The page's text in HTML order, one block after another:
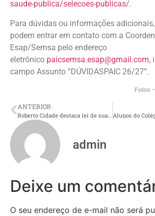
saude-publica/selecoes-publicas/.
Para dúvidas ou informações
podem entrar em contato com a
Esap/Semsa pelo endereço
eletrônico paicsemsa.esap@gmail.com,
campo Assunto “DÚVIDASPAIC 26/27”.
Fotos
ANTERIOR
admin
Deixe um
O seu endereço de e-mail não será